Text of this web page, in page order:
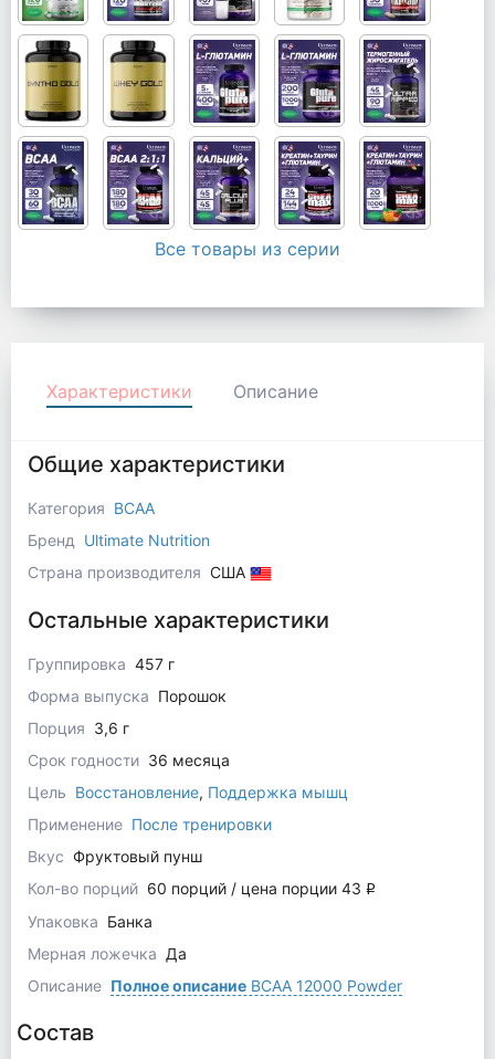
Все товары из серии
Характеристики Описание
Общие характеристики
Категория BCAA
Бренд
Ultimate Nutrition
Страна производителя США
Остальные характеристики
Группировка 457 г
Форма выпуска Порошок
Порция 3,6 г
Срок годности 36 месяца
Цель Восстановление, Поддержка мышц
Применение После тренировки
Вкус Фруктовый пунш
Кол-во порций 60 порций / цена порции 43 q
Упаковка Банка
Мерная ложечка Да
Описание Полное описаниеBCAA 12000 Powder
Состав